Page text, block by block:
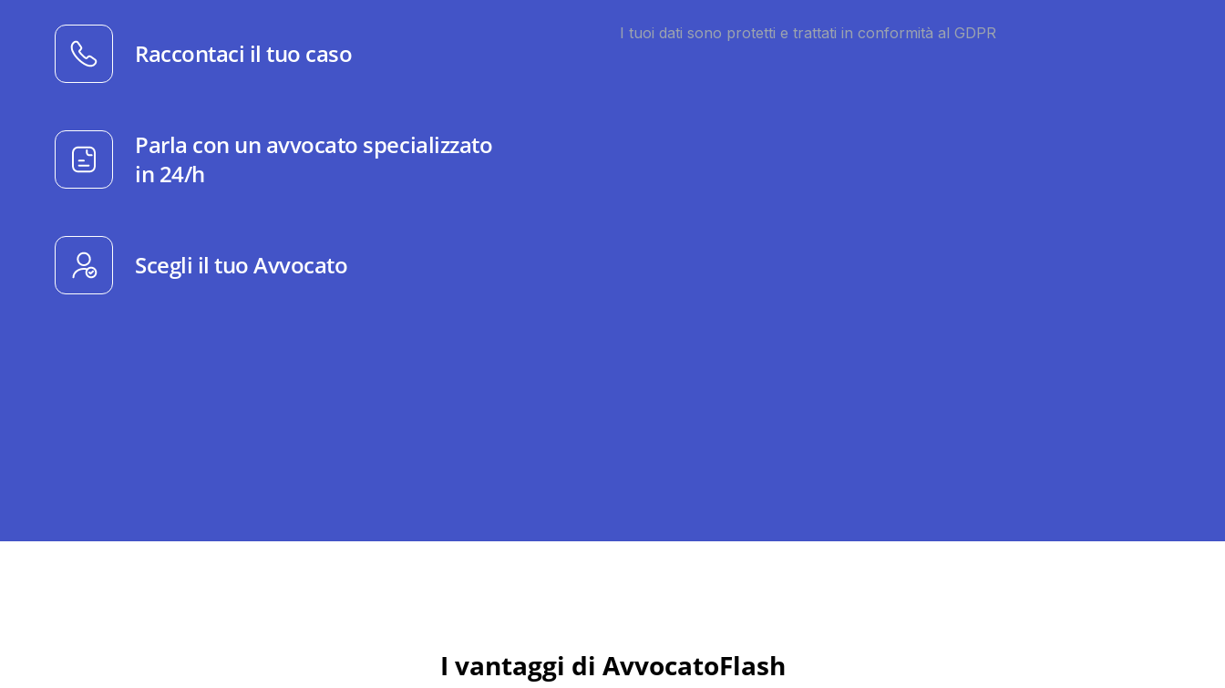
Raccontaci il tuo caso
Parla con un avvocato specializzato
in 24/h
Scegli il tuo Avvocato
I vantaggi di AvvocatoFlash